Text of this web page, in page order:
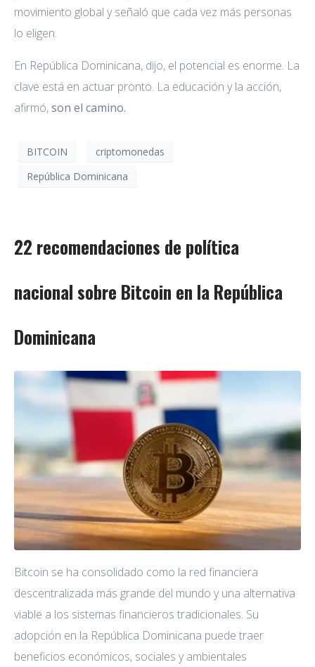
movimiento global y señaló que cada vez más personas
lo eligen.
En República Dominicana, dijo, el potencial es enorme. La
clave está en actuar pronto. La educación y la acción,
afirmó,son el camino.
BITCOIN
criptomonedas
República Dominicana
22 recomendaciones de política
nacional sobre Bitcoin en la República
Dominicana
Bitcoin se ha consolidado como la red financiera
descentralizada más grande del mundo y una alternativa
viable a los sistemas financieros tradicionales. Su
adopción en la República Dominicana puede traer
beneficios económicos, sociales y ambientales